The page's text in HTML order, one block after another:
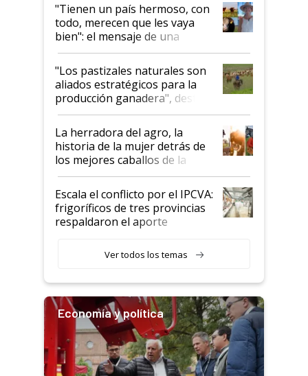
"Tienen un país hermoso, con
todo, merecen que les vaya
bien": el mensaje de una
ganadera uruguaya sobre las
oportunidades que se abren
para el agro en Argentina, con
foco en la carne
"Los pastizales naturales son
aliados estratégicos para la
producción ganadera", destaca
la iniciativa que ya reúne a 46
establecimientos en Argentina
La herradora del agro, la
historia de la mujer detrás de
los mejores caballos de la
Argentina y los mitos que
todavía hacen sufrir a estos
animales: "Mientras me
descalificaban, yo seguí
haciendo currículum"
Escala el conflicto por el IPCVA:
frigoríficos de tres provincias
respaldaron el aporte
Ver todos los temas
Economía y política